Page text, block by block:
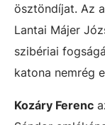
ösztöndíjat. Az
Lantai Májer
szibériai
katona nemrég
Kozáry Ferenc